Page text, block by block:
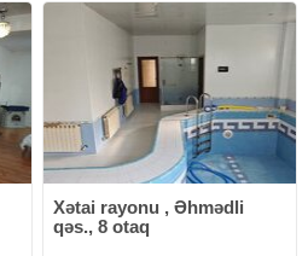
Xətai rayonu , Əhmədli
qəs., 8 otaq